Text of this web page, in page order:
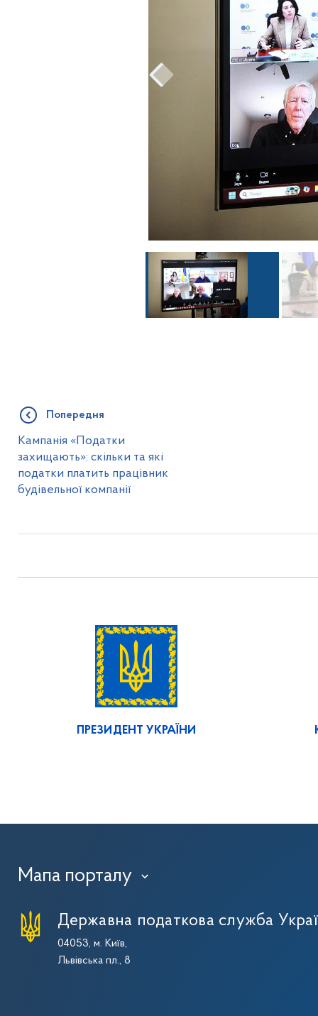
Попередня
Кампанія «Податки
захищають»: скільки та які
податки платить працівник
будівельної компанії
ПРЕЗИДЕНТ УКРАЇНИ
Мапа порталу ›
Державна податкова служба
04053, м. Київ,
Львівська пл., 8